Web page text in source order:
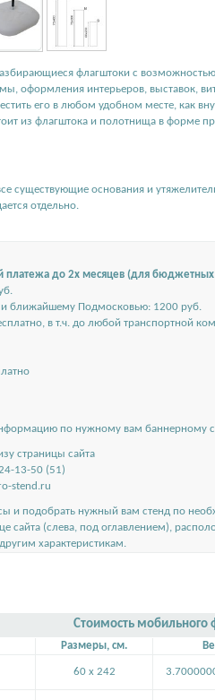
флагштоки с возможностью
оформления интерьеров, выставок,
его в любом удобном месте, как
из флагштока и полотнища в форме
существующие основания и
отдельно.
платежа до 2х месяцев (для
ближайшему Подмосковью: 1200 руб.
в т.ч. до любой транспортной
по нужному вам баннерному
страницы сайта
13-50 (51)
stend.ru
и подобрать нужный вам стенд по
сайта (слева, под оглавлением),
характеристикам.
Стоимость мобильного
Размеры, см.
60 x 242